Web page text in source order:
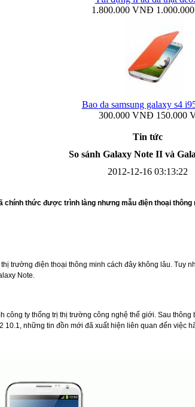
Ốp lưng Samsung Galaxy S4 i9500 Rock
Ốp lưng HTC One M7 Nillkin
Ốp lưng Sony Xperia Z LT36i
1.800.000 VNĐ
Bao da samsung galaxy s4
300.000 VNĐ 150.000
Tin tức
So sánh Galaxy Note II và
2012-12-16 03:13:22
chính thức được trình làng nhưng mẫu điện thoại
trường điện thoại thông minh cách đây không lâu. Tuy
Note.
ty thống trị thị trường công nghệ thế giới. Sau
những tin đồn mới đã xuất hiện liên quan đến việc